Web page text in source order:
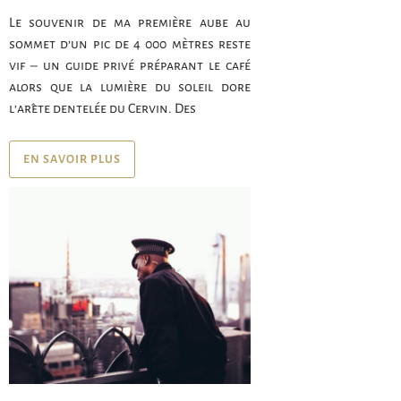
Le souvenir de ma première aube au
sommet d’un pic de 4 000 mètres reste
vif – un guide privé préparant le café
alors que la lumière du soleil dore
l’arête dentelée du Cervin. Des
EN SAVOIR PLUS